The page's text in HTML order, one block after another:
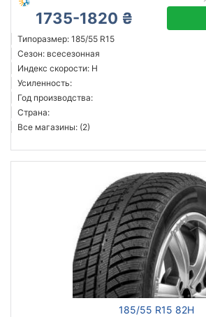
1735-1820 ₴
Типоразмер: 185/55 R15
Сезон: всесезонная
Индекс скорости: H
Усиленность:
Год производства:
Страна:
Все магазины: (2)
185/55 R15 82H